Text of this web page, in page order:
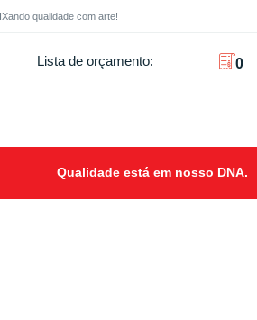
qualidade com arte!
Lista de orçamento: 0
Qualidade está em nosso DNA.